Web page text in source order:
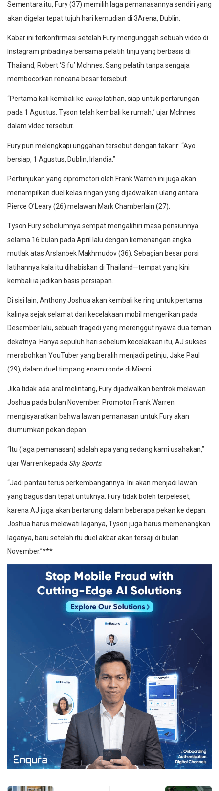
Sementara itu, Fury (37) memilih laga pemanasannya sendiri yang
akan digelar tepat tujuh hari kemudian di 3Arena, Dublin.
Kabar ini terkonfirmasi setelah Fury mengunggah sebuah video di
Instagram pribadinya bersama pelatih tinju yang berbasis di
Thailand, Robert ‘Sifu’ McInnes. Sang pelatih tanpa sengaja
membocorkan rencana besar tersebut.
“Pertama kali kembali ke camplatihan, siap untuk pertarungan
pada 1 Agustus. Tyson telah kembali ke rumah,” ujar McInnes
dalam video tersebut.
Fury pun melengkapi unggahan tersebut dengan takarir: “Ayo
bersiap, 1 Agustus, Dublin, Irlandia.”
Pertunjukan yang dipromotori oleh Frank Warren ini juga akan
menampilkan duel kelas ringan yang dijadwalkan ulang antara
Pierce O’Leary (26) melawan Mark Chamberlain (27).
Tyson Fury sebelumnya sempat mengakhiri masa pensiunnya
selama 16 bulan pada April lalu dengan kemenangan angka
mutlak atas Arslanbek Makhmudov (36). Sebagian besar porsi
latihannya kala itu dihabiskan di Thailand—tempat yang kini
kembali ia jadikan basis persiapan.
Di sisi lain, Anthony Joshua akan kembali ke ring untuk pertama
kalinya sejak selamat dari kecelakaan mobil mengerikan pada
Desember lalu, sebuah tragedi yang merenggut nyawa dua teman
dekatnya. Hanya sepuluh hari sebelum kecelakaan itu, AJ sukses
merobohkan YouTuber yang beralih menjadi petinju, Jake Paul
(29), dalam duel timpang enam ronde di Miami.
Jika tidak ada aral melintang, Fury dijadwalkan bentrok melawan
Joshua pada bulan November. Promotor Frank Warren
mengisyaratkan bahwa lawan pemanasan untuk Fury akan
diumumkan pekan depan.
“Itu (laga pemanasan) adalah apa yang sedang kami usahakan,”
ujar Warren kepada Sky Sports.
“Jadi pantau terus perkembangannya. Ini akan menjadi lawan
yang bagus dan tepat untuknya. Fury tidak boleh terpeleset,
karena AJ juga akan bertarung dalam beberapa pekan ke depan.
Joshua harus melewati laganya, Tyson juga harus memenangkan
laganya, baru setelah itu duel akbar akan tersaji di bulan
November.”***